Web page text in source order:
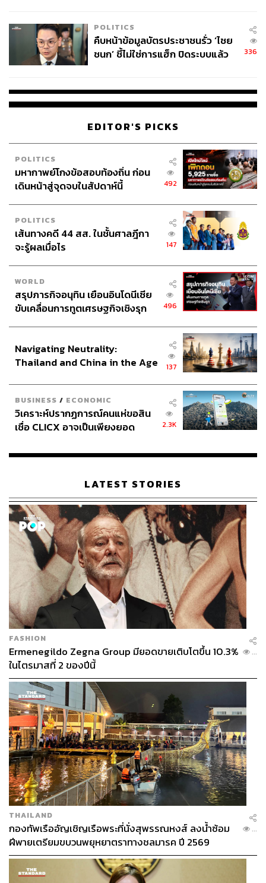
โปรดอดใจรออีกไม่นาน!
พิสูจน์อักษร: ภาสิณี เพิ่มพันธุ์พงศ์
อ้างอิง:
https://thestandard.co/ups-and-cvs-drone-service-del
iver-medicine-in-florida/
TAGS: Advertorial The Pizza Company
563
ABOUT THE AUTHOR
ถนัดกิจ จันกิเสน
Content Creator ประจำกองบรรณาธิการ
THE STANDARD WEALTH ผู้เสพติดโลก
ธุรกิจ การตลาด เทคโนโลยี และชอบสำรวจ
โลกออฟไลน์และออนไลน์มาถอดรหัสความ
เคลื่อนไหวให้เป็นเรื่องเข้าใจง่าย สนุก และได้
ไอเดียใหม่ๆ
POLITICS
คืบหน้าข้อมูลบัตรประชาชนรั่ว ‘ไชย
ชนก’ ชี้ไม่ใช่การแฮ็ก ปิดระบบแล้ว
336
EDITOR'S PICKS
POLITICS
มหากาพย์โกงข้อสอบท้องถิ่น ก่อน
เดินหน้าสู่จุดจบในสัปดาห์นี้
492
POLITICS
เส้นทางคดี 44 สส. ในชั้นศาลฎีกา
จะรู้ผลเมื่อไร
147
WORLD
สรุปภารกิจอนุทิน เยือนอินโดนีเซีย
ขับเคลื่อนการทูตเศรษฐกิจเชิงรุก
496
Navigating Neutrality:
Thailand and China in the Age
137
BUSINESS / ECONOMIC
วิเคราะห์ปรากฏการณ์คนแห่ขอสิน
เชื่อ CLICX อาจเป็นเพียงยอด
เรือนไทยที่ถูกซุกไว้
2.3K
LATEST STORIES
FASHION
Ermenegildo Zegna Group มียอดขายเติบโตขึ้น 10.3%
ในไตรมาสที่ 2 ของปีนี้
...
THAILAND
กองทัพเรืออัญเชิญเรือพระที่นั่งสุพรรณหงส์ ลงน้ำซ้อม
ฝีพายเตรียมขบวนพยุหยาตราทางชลมารค ปี 2569
...